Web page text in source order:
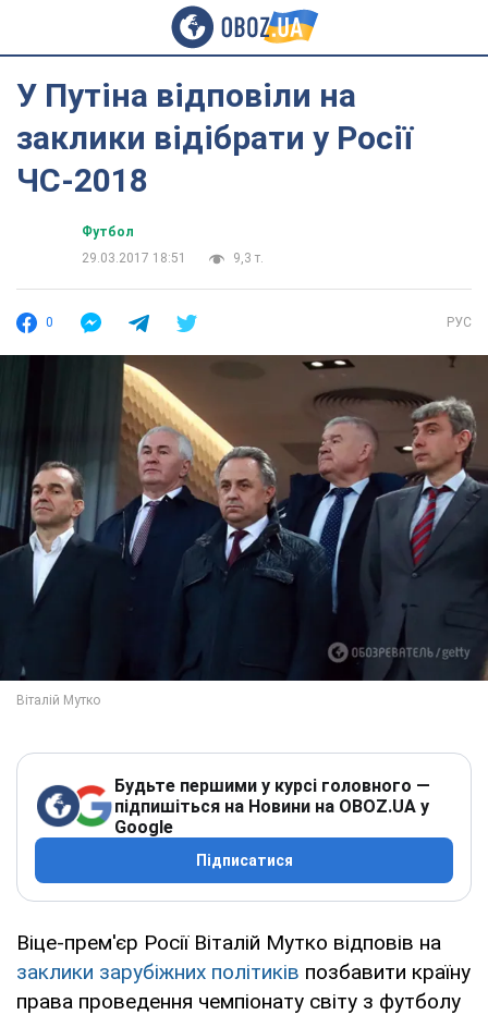
У Путіна відповіли на
заклики відібрати у Росії
ЧС-2018
Футбол
29.03.2017 18:51
9,3 т.
0 РУС
Будьте першими у курсі головного —
підпишіться на Новини на OBOZ.UA у
Google
Підписатися
Віце-прем'єр Росії Віталій Мутко відповів на
заклики зарубіжних політиків позбавити країну
права проведення чемпіонату світу з футболу